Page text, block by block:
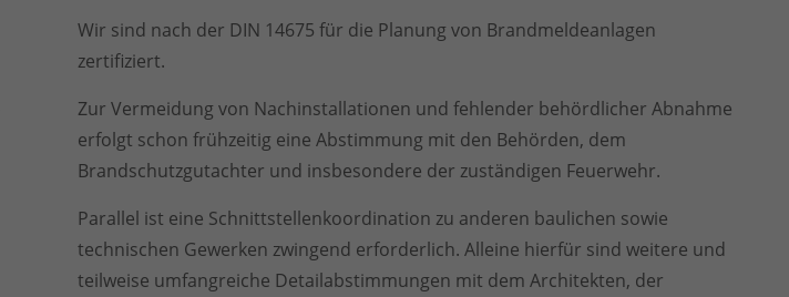
Wir sind nach der DIN 14675 für die Planung von Brandmeldeanlagen
zertifiziert.
Zur Vermeidung von Nachinstallationen und fehlender behördlicher Abnahme
erfolgt schon frühzeitig eine Abstimmung mit den Behörden, dem
Brandschutzgutachter und insbesondere der zuständigen Feuerwehr.
Parallel ist eine Schnittstellenkoordination zu anderen baulichen sowie
technischen Gewerken zwingend erforderlich. Alleine hierfür sind weitere und
teilweise umfangreiche Detailabstimmungen mit dem Architekten, der